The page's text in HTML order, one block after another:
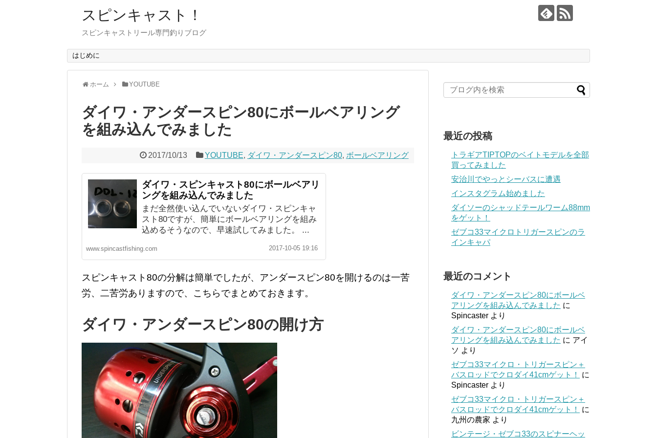
スピンキャスト！
スピンキャストリール専門釣りブログ
はじめに
ホーム YOUTUBE
ダイワ・アンダースピン80にボールベアリング
を組み込んでみました
2017/10/13 YOUTUBE, ダイワ・アンダースピン80, ボールベアリング
ダイワ・スピンキャスト80にボールベアリ
ングを組み込んでみました
まだ全然使い込んでいないダイワ・スピンキャ
スト80ですが、簡単にボールベアリングを組み
込めるそうなので、早速試してみました。 ...
www.spincastfishing.com 2017-10-05 19:16
スピンキャスト80の分解は簡単でしたが、アンダースピン80を開けるのは一苦
労、二苦労ありますので、こちらでまとめておきます。
ダイワ・アンダースピン80の開け方
最近の投稿
トラギアTIPTOPのベイトモデルを全部
買ってみました
安治川でやっとシーバスに遭遇
インスタグラム始めました
ダイソーのシャッドテールワーム88mm
をゲット！
ゼブコ33マイクロトリガースピンのラ
インキャパ
最近のコメント
ダイワ・アンダースピン80にボールベ
アリングを組み込んでみました に
Spincaster より
ダイワ・アンダースピン80にボールベ
アリングを組み込んでみました に アイ
ソ より
ゼブコ33マイクロ・トリガースピン＋
バスロッドでクロダイ41cmゲット！
に
Spincaster より
ゼブコ33マイクロ・トリガースピン＋
バスロッドでクロダイ41cmゲット！
に
九州の農家 より
ビンテージ・ゼブコ33のスピナーヘッ